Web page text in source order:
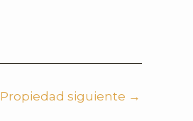
Propiedad siguiente →